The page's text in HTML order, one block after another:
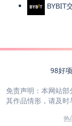
BYBIT
98好
免责声明：本网站
其作品情形，请及时
热